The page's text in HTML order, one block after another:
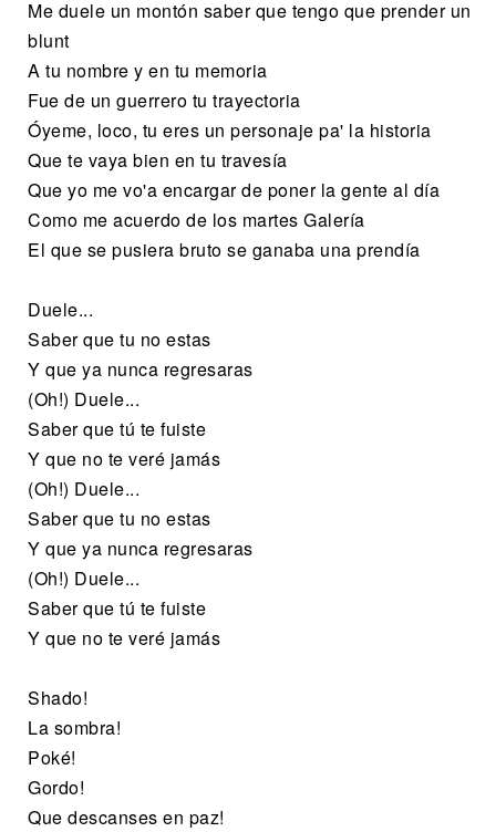
Me duele un montón saber que tengo que prender un
blunt
A tu nombre y en tu memoria
Fue de un guerrero tu trayectoria
Óyeme, loco, tu eres un personaje pa' la historia
Que te vaya bien en tu travesía
Que yo me vo'a encargar de poner la gente al día
Como me acuerdo de los martes Galería
El que se pusiera bruto se ganaba una prendía
Duele...
Saber que tu no estas
Y que ya nunca regresaras
(Oh!) Duele...
Saber que tú te fuiste
Y que no te veré jamás
(Oh!) Duele...
Saber que tu no estas
Y que ya nunca regresaras
(Oh!) Duele...
Saber que tú te fuiste
Y que no te veré jamás
Shado!
La sombra!
Poké!
Gordo!
Que descanses en paz!